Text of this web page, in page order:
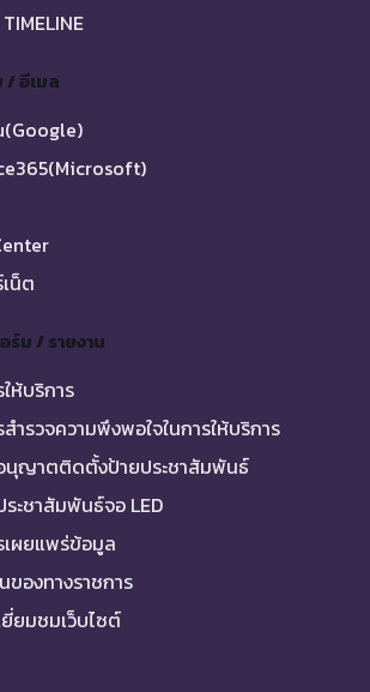
/ อีเมล
น็ต
ม / รายงาน
ห้บริการ
ำรวจความพึงพอใจในการให้บริการ
ญาตติดตั้งป้ายประชาสัมพันธ์
ะชาสัมพันธ์จอ LED
เผยแพร่ข้อมูล
องทางราชการ
ยมชมเว็บไซต์